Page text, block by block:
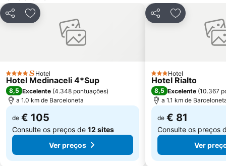
PartilharAdicionar aos favoritos
4 EstrelasHotel
Hotel Medinaceli 4*Sup
8,5 Excelente (4.348 pontuações)
a 1.0 km de Barceloneta
de € 105
Consulte os preços de 12 sites
Ver preços
PartilharAdicionar
3 Estrelas
Hotel
Hotel Rialto
8,5 Excelente (10.367
a 1.1 km de
de € 81
Consulte os preços
Ver